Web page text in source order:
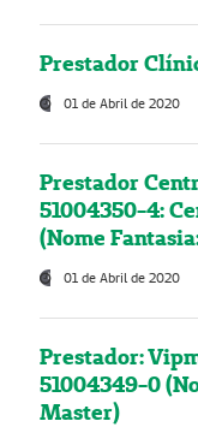
Prestador
01 de Abril de 2020
Prestador
51004350-4:
(Nome
01 de Abril de 2020
Prestador:
51004349-0
Master)